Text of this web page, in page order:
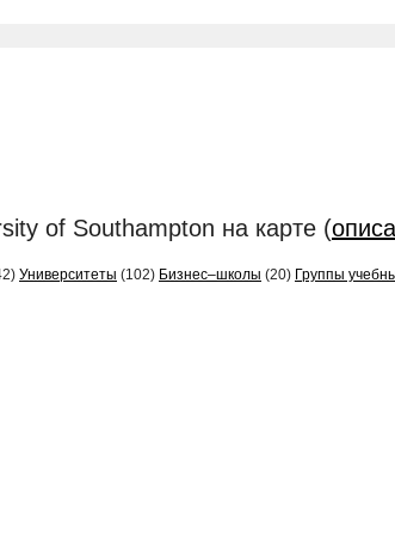
of Southampton на карте (
Университеты (102) Бизнес–школы (20) Группы